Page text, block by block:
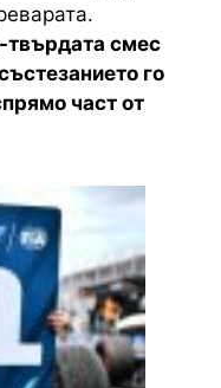
твърдата смес
го
част от